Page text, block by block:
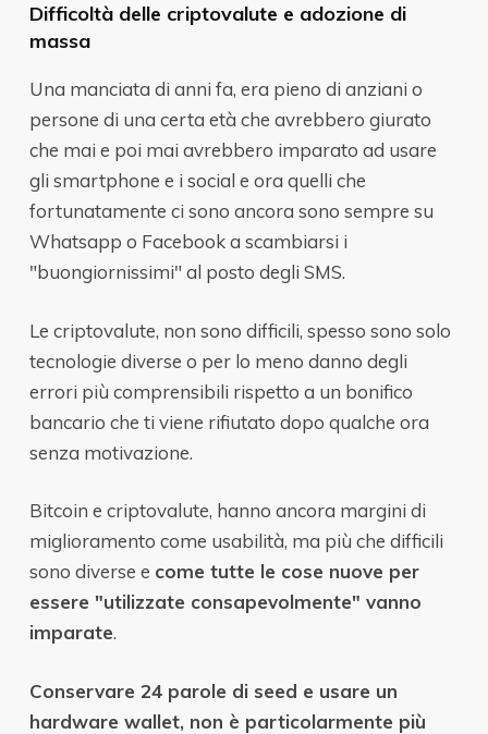
Difficoltà delle criptovalute e adozione di
massa
Una manciata di anni fa, era pieno di anziani o
persone di una certa età che avrebbero giurato
che mai e poi mai avrebbero imparato ad usare
gli smartphone e i social e ora quelli che
fortunatamente ci sono ancora sono sempre su
Whatsapp o Facebook a scambiarsi i
"buongiornissimi" al posto degli SMS.
Le criptovalute, non sono difficili, spesso sono solo
tecnologie diverse o per lo meno danno degli
errori più comprensibili rispetto a un bonifico
bancario che ti viene rifiutato dopo qualche ora
senza motivazione.
Bitcoin e criptovalute, hanno ancora margini di
miglioramento come usabilità, ma più che difficili
sono diverse e come tutte le cose nuove per
essere "utilizzate consapevolmente" vanno
imparate.
Conservare 24 parole di seed e usare un
hardware wallet, non è particolarmente più